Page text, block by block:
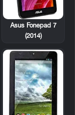
Asus Fonepad 7
(2014)